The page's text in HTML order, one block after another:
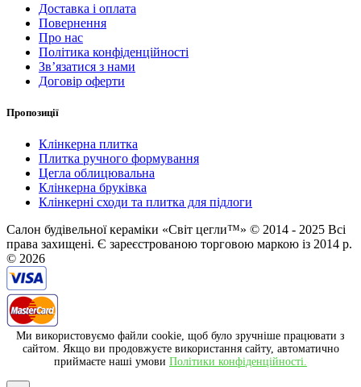
Доставка і оплата
Повернення
Про нас
Політика конфіденційності
Зв’язатися з нами
Договір оферти
Пропозиції
Клінкерна плитка
Плитка ручного формування
Цегла облицювальна
Клінкерна бруківка
Клінкерні сходи та плитка для підлоги
Салон будівельної кераміки «Світ цегли™» © 2014 - 2025 Всі
права захищені. Є зареєстрованою торговою маркою із 2014 р.
© 2026
Ми використовуємо файли cookie, щоб було зручніше працювати з
сайтом. Якщо ви продовжуєте використання сайту, автоматично
приймаєте наші умови Політики конфіденційності.